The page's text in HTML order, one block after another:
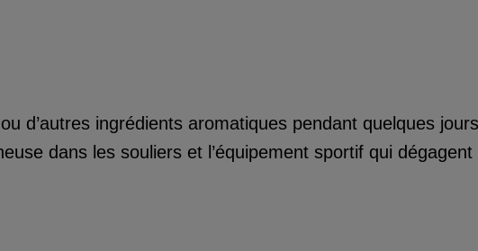
d’autres ingrédients aromatiques pendant quelques
dans les souliers et l’équipement sportif qui